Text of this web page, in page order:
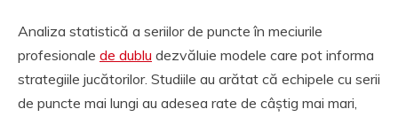
Analiza statistică a seriilor de puncte în meciurile
profesionale de dublu dezvăluie modele care pot informa
strategiile jucătorilor. Studiile au arătat că echipele cu serii
de puncte mai lungi au adesea rate de câștig mai mari,